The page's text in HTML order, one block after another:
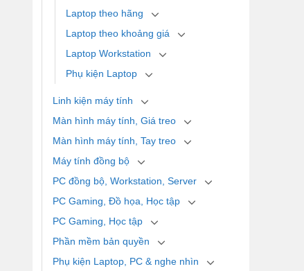
Laptop theo hãng
Laptop theo khoảng giá
Laptop Workstation
Phụ kiện Laptop
Linh kiện máy tính
Màn hình máy tính, Giá treo
Màn hình máy tính, Tay treo
Máy tính đồng bộ
PC đồng bộ, Workstation, Server
PC Gaming, Đồ họa, Học tập
PC Gaming, Học tập
Phần mềm bản quyền
Phụ kiện Laptop, PC & nghe nhìn